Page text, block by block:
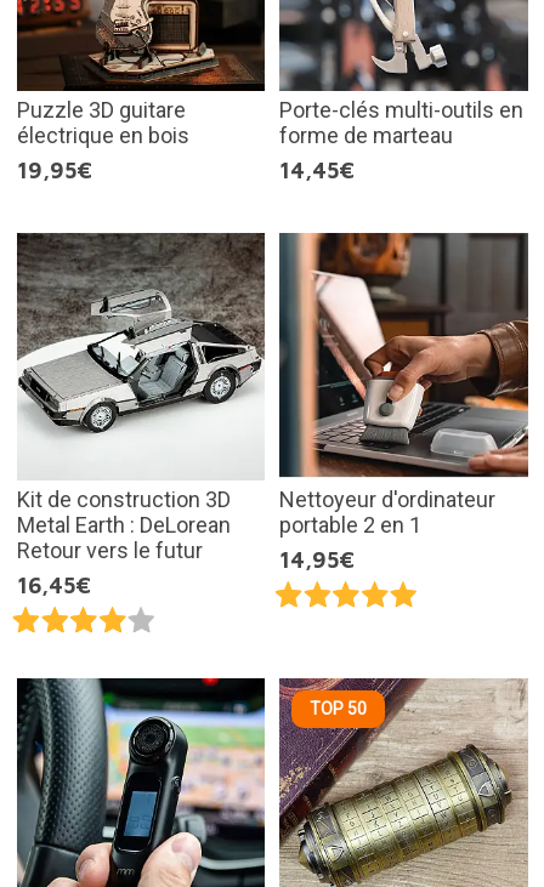
Puzzle 3D guitare
électrique en bois
19,95€
Porte-clés multi-outils en
forme de marteau
14,45€
Kit de construction 3D
Metal Earth : DeLorean
Retour vers le futur
16,45€
Nettoyeur d'ordinateur
portable 2 en 1
14,95€
TOP 50